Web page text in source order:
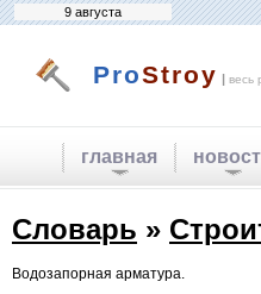
9 августа
ProStroy | весь
главная
Словарь »
Водозапорная арматура.